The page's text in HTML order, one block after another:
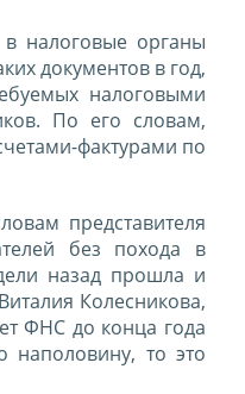
налоговые органы
документов в год,
налоговыми
По его словам,
фактурами по
представителя
без похода в
назад прошла и
Колесникова,
ФНС до конца года
наполовину, то это